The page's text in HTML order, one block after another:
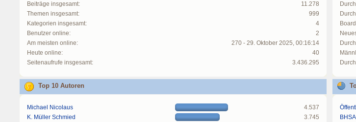
Beiträge insgesamt:
11.278
Themen insgesamt:
999
Kategorien insgesamt:
4
Benutzer online:
2
Am meisten online:
270 - 29. Oktober 2025, 00:16:14
Heute online:
40
Seitenaufrufe insgesamt:
3.436.295
Top 10 Autoren
Michael Nicolaus
4.537
K. Müller Schmied
3.745